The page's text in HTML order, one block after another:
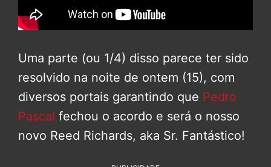
Uma parte (ou 1/4) disso parece ter sido
resolvido na noite de ontem (15), com
diversos portais garantindo que Pedro
Pascal fechou o acordo e será o nosso
novo Reed Richards, aka Sr. Fantástico!